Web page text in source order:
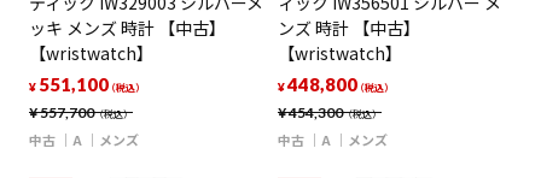
ッキ メンズ 時計 【中古】
【wristwatch】
¥557,700（税込）
¥ 551,100（税込）
中古 A メンズ
ンズ 時計 【中古】
【wristwatch】
¥454,300（税込）
¥448,800（税込）
中古 A メンズ